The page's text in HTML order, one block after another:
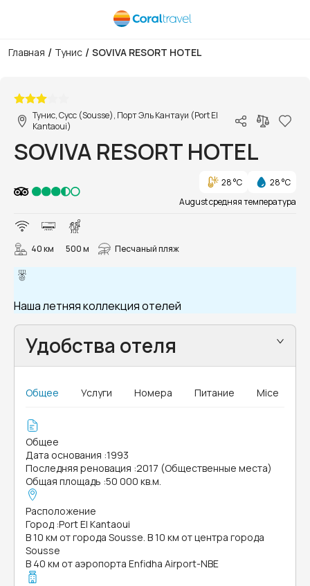
Главная / Тунис / SOVIVA RESORT HOTEL
Тунис, Сусс (Sousse), Порт Эль Кантауи (Port El
Kantaoui)
SOVIVA RESORT HOTEL
28 °C
28 °C
August средняя температура
40 км 500 м Песчаный пляж
Наша летняя коллекция отелей
Удобства отеля
Общее Услуги Номера Питание Mice
Общее
Дата основания :1993
Последняя реновация :2017 (Общественные места)
Общая площадь :50 000 кв.м.
Расположение
Город :Port El Kantaoui
В 10 км от города Sousse. В 10 км от центра города
Sousse
В 40 км от аэропорта Enfidha Airport-NBE